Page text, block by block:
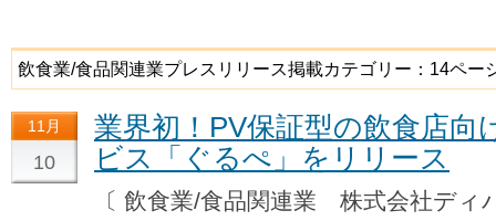
飲食業/食品関連業プレスリリース掲載カテゴリー：14ペー
11月
10
業界初！PV保証型の飲食店向
ビス「ぐるぺ」をリリース
〔 飲食業/食品関連業 株式会社デ